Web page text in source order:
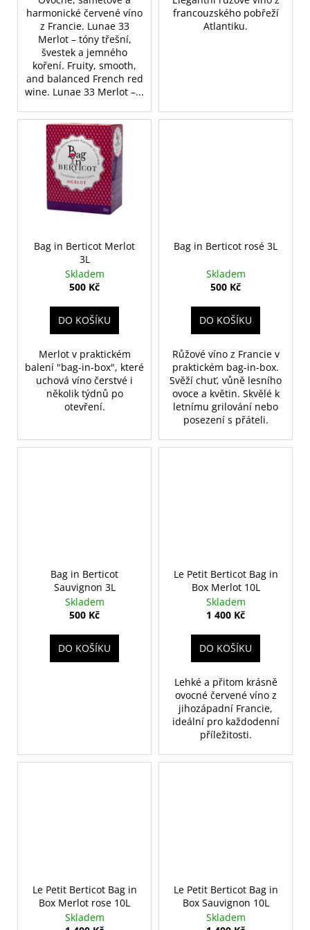
harmonické červené víno
z Francie. Lunae 33
Merlot – tóny třešní,
švestek a jemného
koření. Fruity, smooth,
and balanced French red
wine. Lunae 33 Merlot –...
francouzského pobřeží
Atlantiku.
Bag in Berticot Merlot
3L
Skladem
500 Kč
DO KOŠÍKU
Merlot v praktickém
balení "bag-in-box", které
uchová víno čerstvé i
několik týdnů po
otevření.
Bag in Berticot rosé 3L
Skladem
500 Kč
DO KOŠÍKU
Růžové víno z Francie v
praktickém bag-in-box.
Svěží chuť, vůně lesního
ovoce a květin. Skvělé k
letnímu grilování nebo
posezení s přáteli.
Bag in Berticot
Sauvignon 3L
Skladem
500 Kč
DO KOŠÍKU
Le Petit Berticot Bag in
Box Merlot 10L
Skladem
1 400 Kč
DO KOŠÍKU
Lehké a přitom krásně
ovocné červené víno z
jihozápadní Francie,
ideální pro každodenní
příležitosti.
Le Petit Berticot Bag in
Box Merlot rose 10L
Skladem
Le Petit Berticot Bag in
Box Sauvignon 10L
Skladem